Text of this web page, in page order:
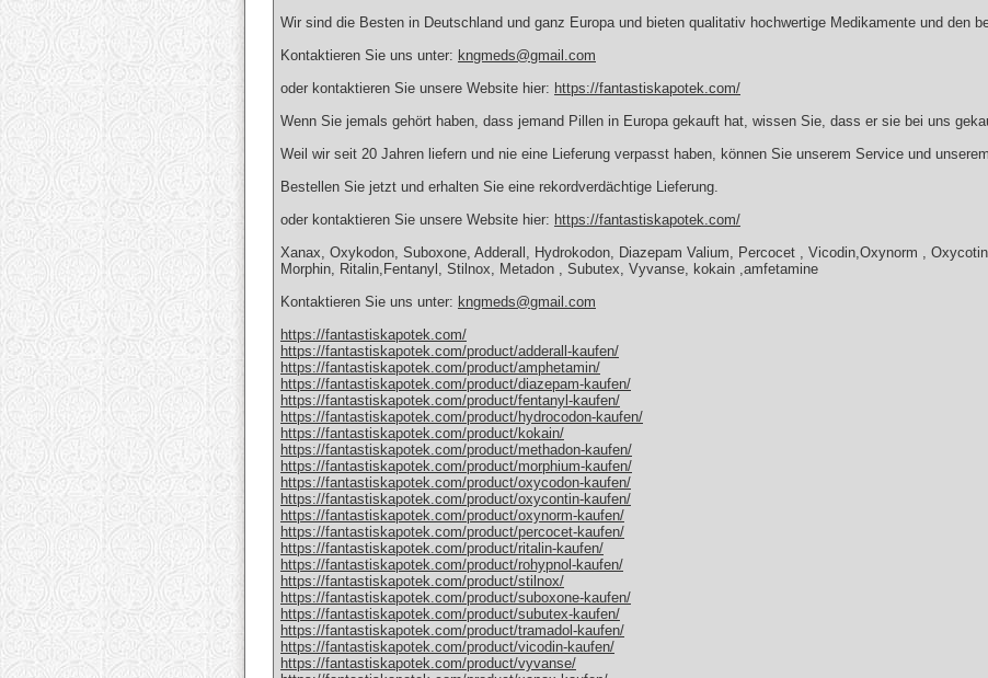
Wir sind die Besten in Deutschland und ganz Europa und bieten qualitativ hochwertige Medikamente und den
Kontaktieren Sie uns unter: kngmeds@gmail.com
oder kontaktieren Sie unsere Website hier: https://fantastiskapotek.com/
Wenn Sie jemals gehört haben, dass jemand Pillen in Europa gekauft hat, wissen Sie, dass er sie bei uns
Weil wir seit 20 Jahren liefern und nie eine Lieferung verpasst haben, können Sie unserem Service und
Bestellen Sie jetzt und erhalten Sie eine rekordverdächtige Lieferung.
oder kontaktieren Sie unsere Website hier: https://fantastiskapotek.com/
Xanax, Oxykodon, Suboxone, Adderall, Hydrokodon, Diazepam Valium, Percocet , Vicodin,Oxynorm ,
Morphin, Ritalin,Fentanyl, Stilnox, Metadon , Subutex, Vyvanse, kokain ,amfetamine
Kontaktieren Sie uns unter: kngmeds@gmail.com
https://fantastiskapotek.com/
https://fantastiskapotek.com/product/adderall-kaufen/
https://fantastiskapotek.com/product/amphetamin/
https://fantastiskapotek.com/product/diazepam-kaufen/
https://fantastiskapotek.com/product/fentanyl-kaufen/
https://fantastiskapotek.com/product/hydrocodon-kaufen/
https://fantastiskapotek.com/product/kokain/
https://fantastiskapotek.com/product/methadon-kaufen/
https://fantastiskapotek.com/product/morphium-kaufen/
https://fantastiskapotek.com/product/oxycodon-kaufen/
https://fantastiskapotek.com/product/oxycontin-kaufen/
https://fantastiskapotek.com/product/oxynorm-kaufen/
https://fantastiskapotek.com/product/percocet-kaufen/
https://fantastiskapotek.com/product/ritalin-kaufen/
https://fantastiskapotek.com/product/rohypnol-kaufen/
https://fantastiskapotek.com/product/stilnox/
https://fantastiskapotek.com/product/suboxone-kaufen/
https://fantastiskapotek.com/product/subutex-kaufen/
https://fantastiskapotek.com/product/tramadol-kaufen/
https://fantastiskapotek.com/product/vicodin-kaufen/
https://fantastiskapotek.com/product/vyvanse/